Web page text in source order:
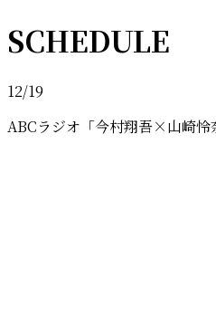
SCHEDULE
12/19
ABCラジオ「今村翔吾×山崎怜